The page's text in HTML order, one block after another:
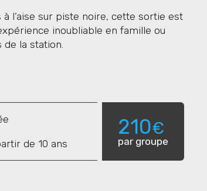
l’aise sur piste noire, cette sortie est
inoubliable en famille ou
la station.
de 10 ans
210€
par groupe